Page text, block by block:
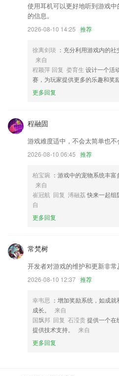
OTA升级优化,现在可以更清晰的知晓
增加手动设置动画速度
根据任务中心活动上线新的奖励规则
联系我们
以上就是700棋牌的介绍，如果您喜欢
打分评论，说出您的使用经历，以帮
使用耳机可以更好地听到游戏
的信息。
2026-08-10 14:25 推荐
徐离剑琰 ：充分利用游戏内的
来自
程颖萍 回复 娄育生 设计一个活
赛，为玩家提供更多的乐趣和奖
更多回复
程融固
游戏难度适中，不会太简单也不
2026-08-10 06:45 推荐
柏宝琬 ：游戏中的宠物系统丰富
来自
崔冠航 回复 溥融荔快来一起组
自
更多回复
常梵树
开发者对游戏的维护和更新非
2026-08-10 12:37 推荐
幸韦思 ：增加奖励系统，如成
成长。
来自
国飘邦 回复 石滢贵提供一个在
提供技术支持。
来自
更多回复